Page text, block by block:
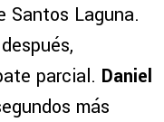
Santos Laguna.
parcial. Daniel
más